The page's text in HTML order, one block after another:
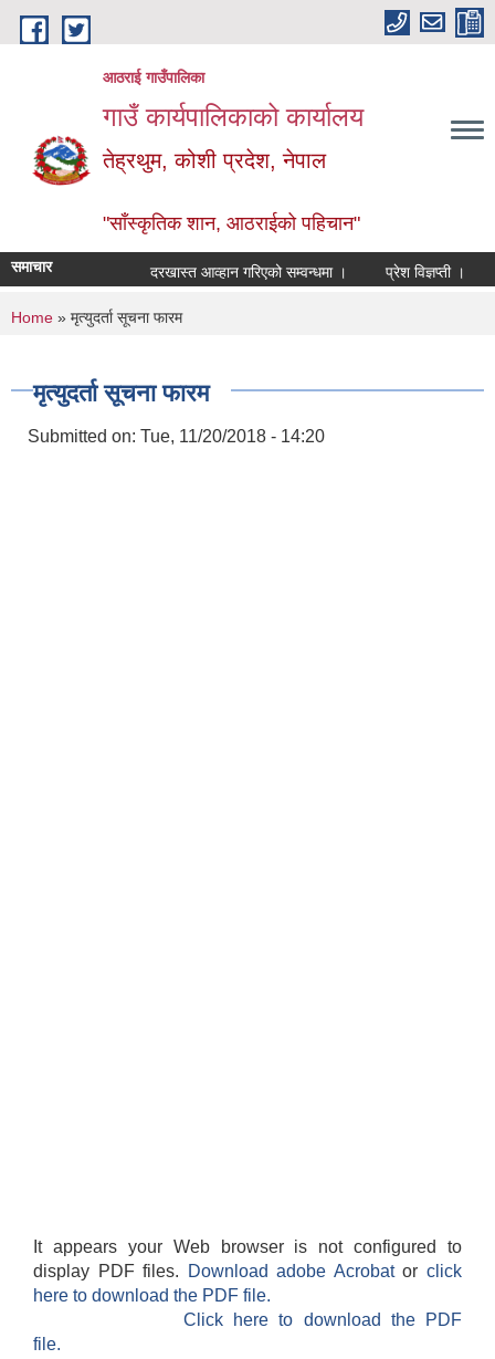
Skip to main content
आठराई गाउँपालिका
गाउँ कार्यपालिकाको कार्यालय
तेह्रथुम, कोशी प्रदेश, नेपाल
"साँस्कृतिक शान, आठराईको पहिचान"
समाचार दरखास्त आव्हान गरिएको सम्वन्धमा । प्रेश विज्ञप्ती ।
You are here
Home » मृत्युदर्ता सूचना फारम
मृत्युदर्ता सूचना फारम
Submitted on: Tue, 11/20/2018 - 14:20
It appears your Web browser is not configured to
display PDF files.
Download adobe Acrobatorclick
here to download the PDF file.
Click here to download the PDF
file.